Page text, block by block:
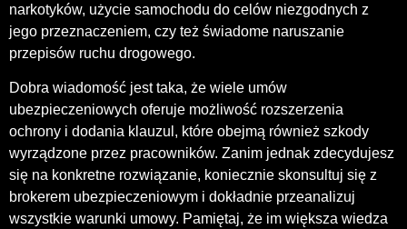
narkotyków, użycie samochodu do celów niezgodnych z
jego przeznaczeniem, czy też świadome naruszanie
przepisów ruchu drogowego.
Dobra wiadomość jest taka, że wiele umów
ubezpieczeniowych oferuje możliwość rozszerzenia
ochrony i dodania klauzul, które obejmą również szkody
wyrządzone przez pracowników. Zanim jednak zdecydujesz
się na konkretne rozwiązanie, koniecznie skonsultuj się z
brokerem ubezpieczeniowym i dokładnie przeanalizuj
wszystkie warunki umowy. Pamiętaj, że im większa wiedza